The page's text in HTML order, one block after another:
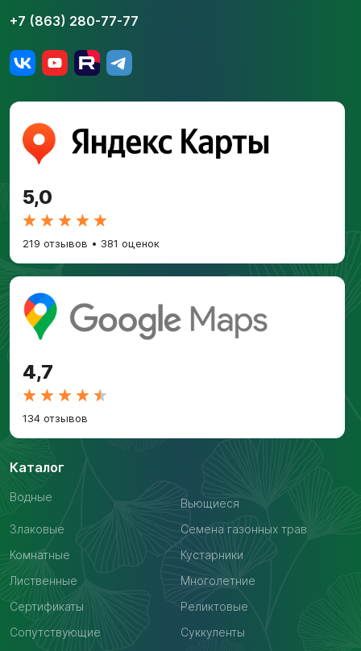
+7 (863) 280-77-77
5,0
219 отзывов • 381 оценок
4,7
134 отзывов
Каталог
Водные
Вьющиеся
Злаковые
Семена газонных трав
Комнатные
Кустарники
Лиственные
Многолетние
Сертификаты
Реликтовые
Сопутствующие
Суккуленты